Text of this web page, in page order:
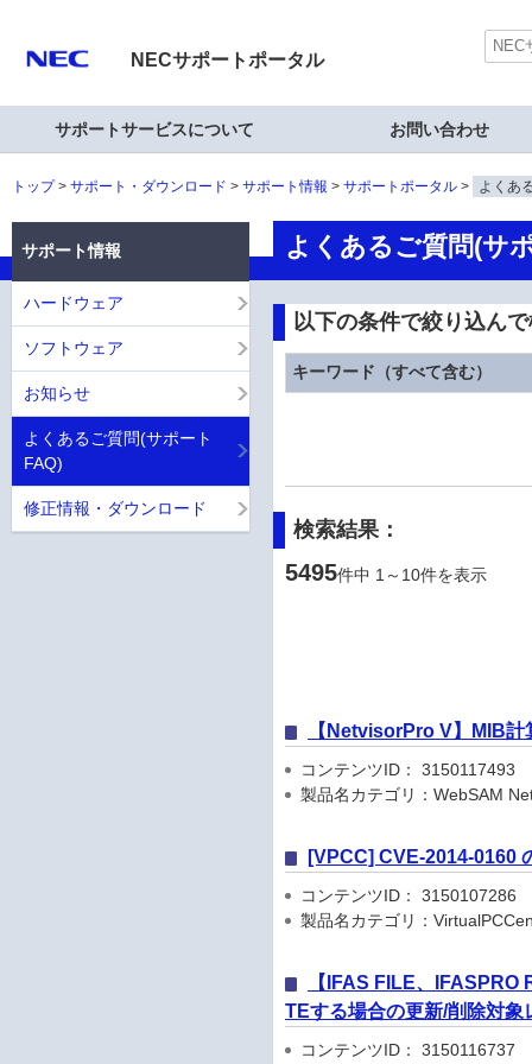
NECサポートポータル
サポートサービスについて お問い合わせ
トップ サポート・ダウンロード サポート情報 サポートポータル よくあ
よくあるご質問(サ
以下の条件で絞り込ん
キーワード（すべて含む）
検索結果：
5495件中 1～10件を表示
【NetvisorPro V】MIB
コンテンツID： 3150117493
製品名カテゴリ：WebSAM
[VPCC] CVE-2014-0160
コンテンツID： 3150107286
製品名カテゴリ：
【IFAS FILE、
TEする場合の更新/削除対象
コンテンツID： 3150116737
サポート情報
ハードウェア
ソフトウェア
お知らせ
よくあるご質問(サポート
FAQ)
修正情報・ダウンロード